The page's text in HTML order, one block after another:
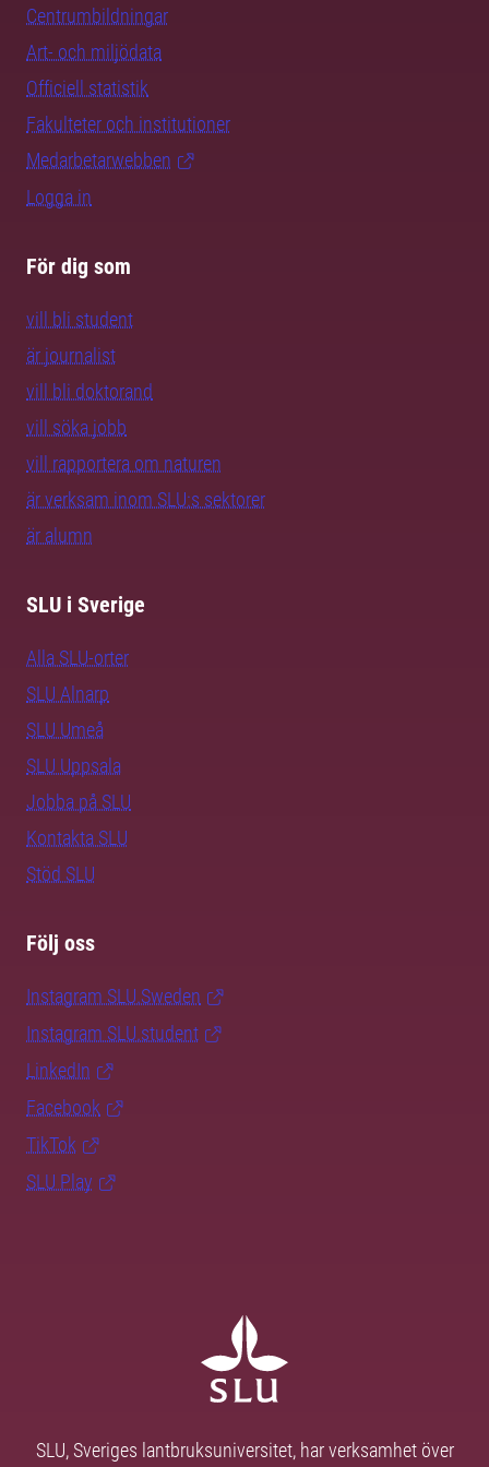
Centrumbildningar
Art- och miljödata
Officiell statistik
Fakulteter och institutioner
Medarbetarwebben
Logga in
För dig som
vill bli student
är journalist
vill bli doktorand
vill söka jobb
vill rapportera om naturen
är verksam inom SLU:s sektorer
är alumn
SLU i Sverige
Alla SLU-orter
SLU Alnarp
SLU Umeå
SLU Uppsala
Jobba på SLU
Kontakta SLU
Stöd SLU
Följ oss
Instagram SLU.Sweden
Instagram SLU.student
LinkedIn
Facebook
TikTok
SLU Play
SLU, Sveriges lantbruksuniversitet, har verksamhet över